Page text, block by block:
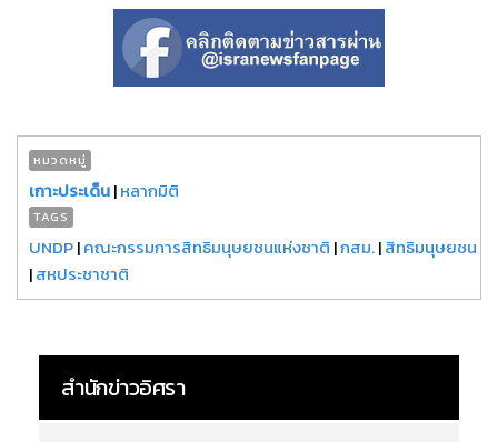
หมวดหมู่
เกาะประเด็น|หลากมิติ
TAGS
UNDP|คณะกรรมการสิทธิมนุษยชนแห่งชาติ |กสม.|สิทธิมนุษยชน
|สหประชาชาติ
สำนักข่าวอิศรา